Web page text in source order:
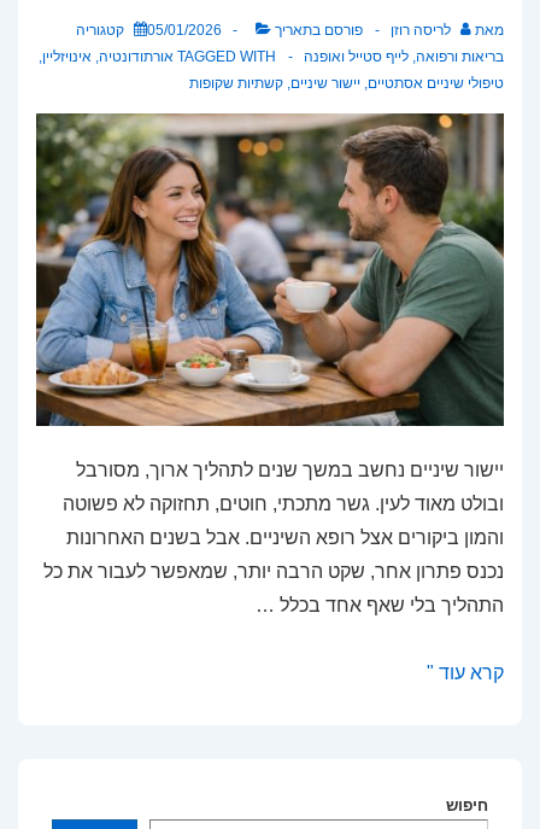
מאת לריסה רוזן פורסם בתאריך 05/01/2026
קטגוריה
בריאות ורפואה, לייף סטייל ואופנה TAGGED WITH אורתודונטיה, אינויזליין,
טיפולי שיניים אסתטיים, יישור שיניים, קשתיות שקופות
יישור שיניים נחשב במשך שנים לתהליך ארוך, מסורבל
ובולט מאוד לעין. גשר מתכתי, חוטים, תחזוקה לא פשוטה
והמון ביקורים אצל רופא השיניים. אבל בשנים האחרונות
נכנס פתרון אחר, שקט הרבה יותר, שמאפשר לעבור את כל
התהליך בלי שאף אחד בכלל …
יישור
שאפשר
קרא עוד "
חיפוש